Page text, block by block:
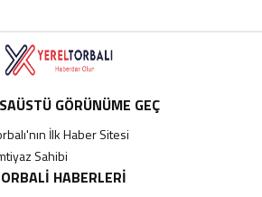
GÖRÜNÜME GEÇ
İlk Haber Sitesi
Sahibi
HABERLERI